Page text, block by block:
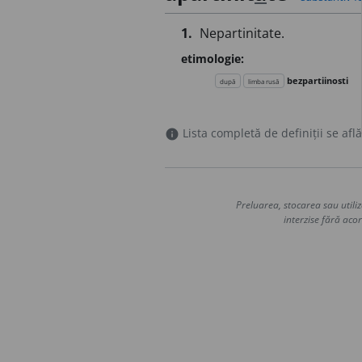
1. Nepartinitate.
etimologie:
după limba rusă bezpartiinosti
info Lista completă de definiții se
Preluarea, stocarea sau
interzise fără